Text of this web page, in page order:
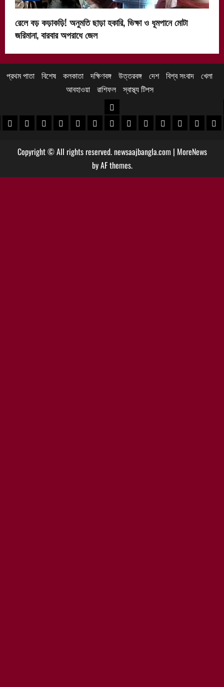
রেলে বড় কড়াকড়ি! অনুমতি ছাড়া হকারি, ভিক্ষা ও ধূমপানে মোটা
জরিমানা, বারবার অপরাধে জেল
প্রথম পাতা বিশেষ কলকাতা দক্ষিণবঙ্গ উত্তরবঙ্গ দেশ বিশ্ব সংবাদ খেলা
আবহাওয়া
রাশিফল স্বাস্থ্য টিপস
খবর
খবর
পুরুলিয়া খবর
বাঁকুড়া খবরপশ্চিম বর্ধমান খবর
পূর্ব বর্ধমান খবর
বীরভূম খবরমুর্শিদাবাদ খবর
উত্তরবঙ্গ
কোচবিহার নিউজ
আলিপুরদুয়ার খবর
জলপাইগুড়ি খবর
শিলিগুড়ি খবর
উত্তরদক্ষিণ
Copyright © All rights reserved. newsaajbangla.com | MoreNews
by AF themes.